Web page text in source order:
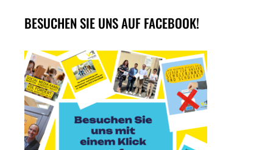
BESUCHEN SIE UNS AUF FACEBOOK!